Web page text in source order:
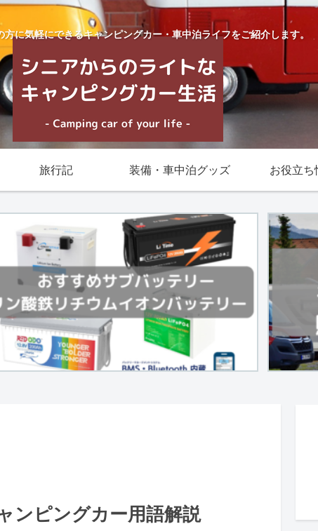
方に気軽にできるキャンピングカー・車中泊ライフをご紹介します。
旅行記 装備・車中泊グッズ お役立ち
ンピングカー用語解説